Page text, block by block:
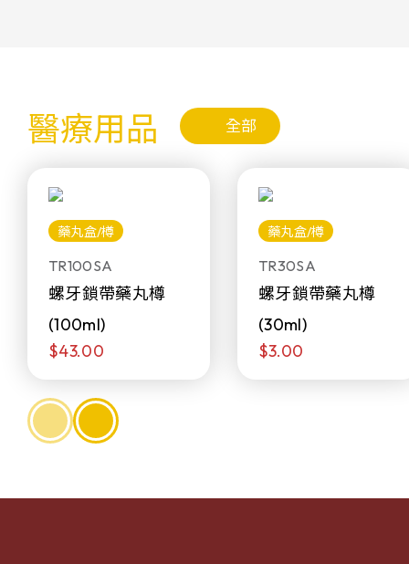
醫療用品 全部
藥丸盒/樽
TR100SA
螺牙鎖帶藥丸樽
(100ml)
$43.00
藥丸盒/樽
TR30SA
螺牙鎖帶藥丸樽
(30ml)
$3.00